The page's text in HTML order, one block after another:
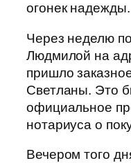
огонек надежды.
Через неделю
Людмилой на
пришло
Светланы. Это
официальное
нотариуса о
Вечером того